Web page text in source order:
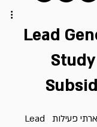
Lead
בפוסט בשבוע שעבר תארתי פעילות  Lead